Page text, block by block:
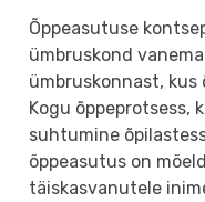
Õppeasutuse
ümbruskond
ümbruskonnast, kus
Kogu õppeprotsess,
suhtumine
õppeasutus on
täiskasvanutele